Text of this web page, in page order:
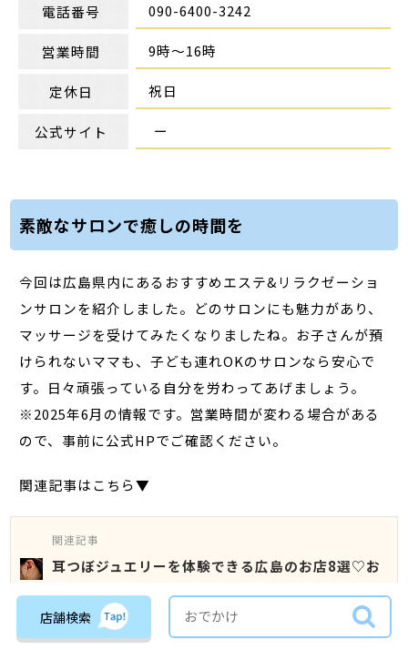
電話番号 090-6400-3242
営業時間 9時～16時
定休日 祝日
公式サイト ー
素敵なサロンで癒しの時間を
今回は広島県内にあるおすすめエステ&リラクゼーショ
ンサロンを紹介しました。どのサロンにも魅力があり、
マッサージを受けてみたくなりましたね。お子さんが預
けられないママも、子ども連れOKのサロンなら安心で
す。日々頑張っている自分を労わってあげましょう。
※2025年6月の情報です。営業時間が変わる場合がある
ので、事前に公式HPでご確認ください。
関連記事はこちら▼
関連記事
耳つぼジュエリーを体験できる広島のお店8選♡お
しゃれと癒しが叶う
店舗検索